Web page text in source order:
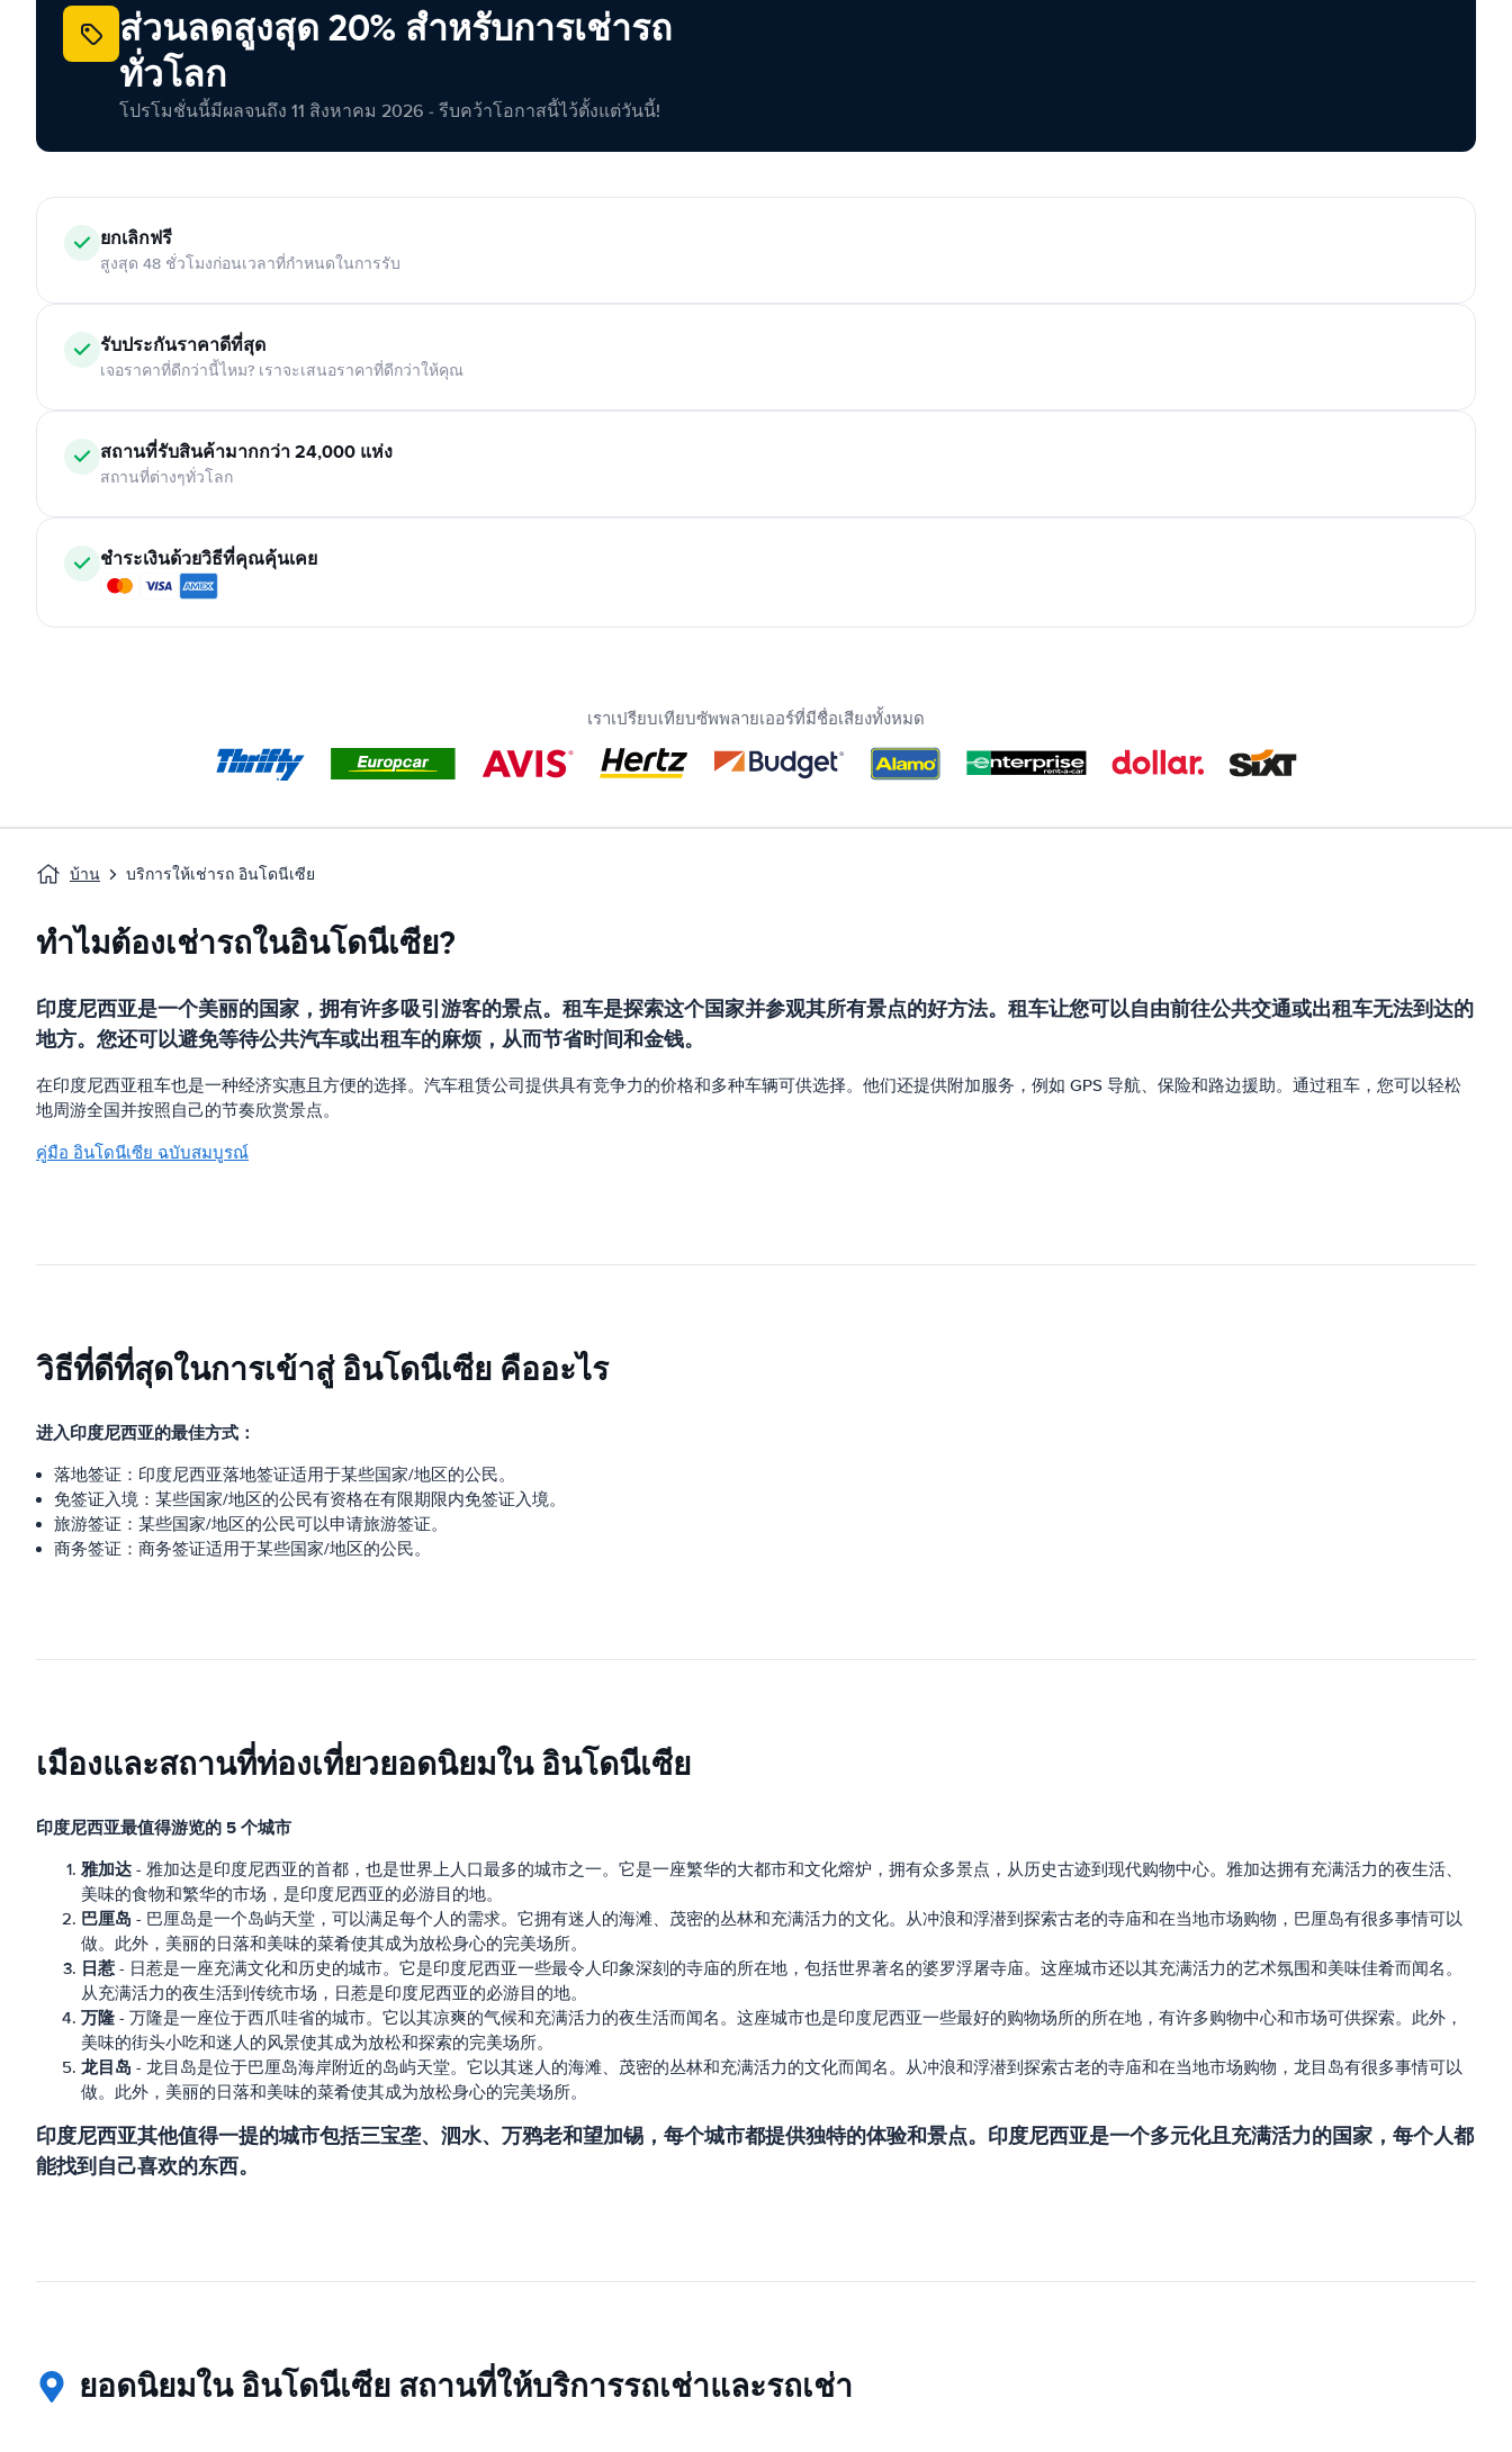
ส่วนลดสูงสุด 20% สำหรับการเช่ารถ
ทั่วโลก
โปรโมชั่นนี้มีผลจนถึง 11 สิงหาคม 2026 - รีบคว้าโอกาสนี้ไว้ตั้งแต่วันนี้!
ยกเลิกฟรี
สูงสุด 48 ชั่วโมงก่อนเวลาที่กำหนดในการรับ
รับประกันราคาดีที่สุด
เจอราคาที่ดีกว่านี้ไหม? เราจะเสนอราคาที่ดีกว่าให้คุณ
สถานที่รับสินค้ามากกว่า 24,000 แห่ง
สถานที่ต่างๆทั่วโลก
ชำระเงินด้วยวิธีที่คุณคุ้นเคย
เราเปรียบเทียบซัพพลายเออร์ที่มีชื่อเสียงทั้งหมด
บ้าน บริการให้เช่ารถ อินโดนีเซีย
ทำไมต้องเช่ารถในอินโดนีเซีย?
印度尼西亚是一个美丽的国家，拥有许多吸引游客的景点。租车是探索这个国家并参观其所有景点的好方法。租车让您可以自由前往公共交通或出租车无法到达的
地方。您还可以避免等待公共汽车或出租车的麻烦，从而节省时间和金钱。
在印度尼西亚租车也是一种经济实惠且方便的选择。汽车租赁公司提供具有竞争力的价格和多种车辆可供选择。他们还提供附加服务，例如 GPS 导航、保险和路边援助。通过租车，您可以轻松
地周游全国并按照自己的节奏欣赏景点。
คู่มือ อินโดนีเซีย ฉบับสมบูรณ์
วิธีที่ดีที่สุดในการเข้าสู่ อินโดนีเซีย คืออะไร
进入印度尼西亚的最佳方式：
落地签证：印度尼西亚落地签证适用于某些国家/地区的公民。
免签证入境：某些国家/地区的公民有资格在有限期限内免签证入境。
旅游签证：某些国家/地区的公民可以申请旅游签证。
商务签证：商务签证适用于某些国家/地区的公民。
เมืองและสถานที่ท่องเที่ยวยอดนิยมใน อินโดนีเซีย
印度尼西亚最值得游览的 5 个城市
雅加达 - 雅加达是印度尼西亚的首都，也是世界上人口最多的城市之一。它是一座繁华的大都市和文化熔炉，拥有众多景点，从历史古迹到现代购物中心。雅加达拥有充满活力的夜生活、
美味的食物和繁华的市场，是印度尼西亚的必游目的地。
巴厘岛 - 巴厘岛是一个岛屿天堂，可以满足每个人的需求。它拥有迷人的海滩、茂密的丛林和充满活力的文化。从冲浪和浮潜到探索古老的寺庙和在当地市场购物，巴厘岛有很多事情可以
做。此外，美丽的日落和美味的菜肴使其成为放松身心的完美场所。
日惹 - 日惹是一座充满文化和历史的城市。它是印度尼西亚一些最令人印象深刻的寺庙的所在地，包括世界著名的婆罗浮屠寺庙。这座城市还以其充满活力的艺术氛围和美味佳肴而闻名。
从充满活力的夜生活到传统市场，日惹是印度尼西亚的必游目的地。
万隆 - 万隆是一座位于西爪哇省的城市。它以其凉爽的气候和充满活力的夜生活而闻名。这座城市也是印度尼西亚一些最好的购物场所的所在地，有许多购物中心和市场可供探索。此外，
美味的街头小吃和迷人的风景使其成为放松和探索的完美场所。
龙目岛 - 龙目岛是位于巴厘岛海岸附近的岛屿天堂。它以其迷人的海滩、茂密的丛林和充满活力的文化而闻名。从冲浪和浮潜到探索古老的寺庙和在当地市场购物，龙目岛有很多事情可以
做。此外，美丽的日落和美味的菜肴使其成为放松身心的完美场所。
印度尼西亚其他值得一提的城市包括三宝垄、泗水、万鸦老和望加锡，每个城市都提供独特的体验和景点。印度尼西亚是一个多元化且充满活力的国家，每个人都
能找到自己喜欢的东西。
ยอดนิยมใน อินโดนีเซีย สถานที่ให้บริการรถเช่าและรถเช่า